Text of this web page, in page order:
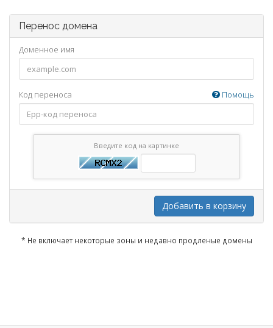
Перенос домена
Доменное имя
Код переноса Помощь
Введите код на картинке
Добавить в корзину
* Не включает некоторые зоны и недавно продленые домены